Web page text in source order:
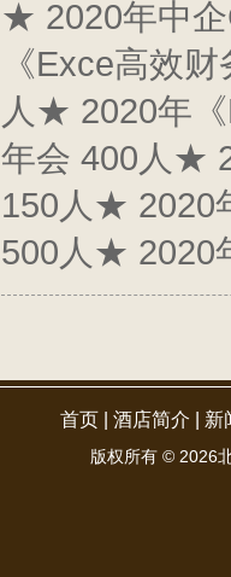
★ 2020年中
《Exce高效
人★ 2020年
年会 400人★
150人★ 2020
500人★ 2020
首页 酒店简介 新
版权所有 © 2026